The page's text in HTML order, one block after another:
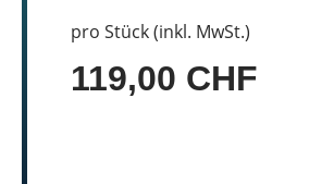
pro Stück (inkl. MwSt.)
119,00 CHF